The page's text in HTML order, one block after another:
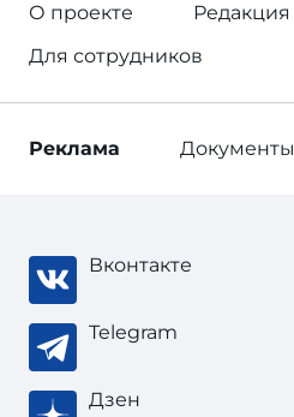
О проекте
Редакция
Для сотрудников
Реклама Документы
Вконтакте
Telegram
Дзен